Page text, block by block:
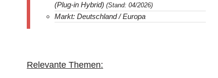
(Plug-in Hybrid) (Stand: 04/2026)
Markt: Deutschland / Europa
Relevante Themen: